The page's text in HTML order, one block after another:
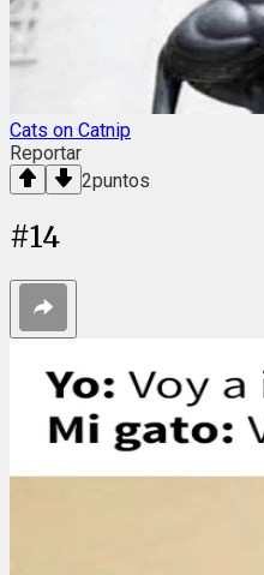
Cats on Catnip
Reportar
2puntos
#14